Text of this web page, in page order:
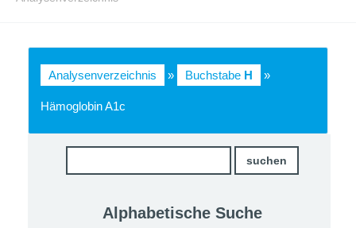
Analysenverzeichnis » Buchstabe H »
Hämoglobin A1c
Alphabetische Suche